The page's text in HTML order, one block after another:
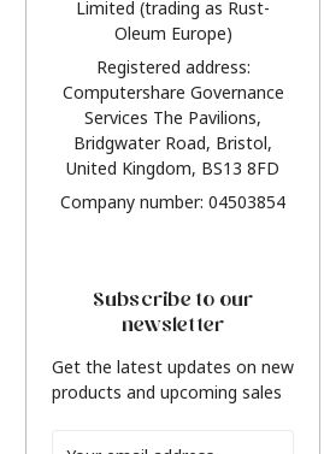
Limited (trading as Rust-
Oleum Europe)
Registered address:
Computershare Governance
Services The Pavilions,
Bridgwater Road, Bristol,
United Kingdom, BS13 8FD
Company number: 04503854
Subscribe to our
newsletter
Get the latest updates on new
products and upcoming sales